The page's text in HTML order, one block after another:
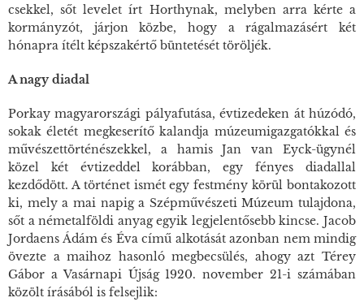
csekkel, sőt levelet írt Horthynak, melyben arra kérte a
kormányzót, járjon közbe, hogy a rágalmazásért két
hónapra ítélt képszakértő büntetését töröljék.
A nagy diadal
Porkay magyarországi pályafutása, évtizedeken át húzódó,
sokak életét megkeserítő kalandja múzeumigazgatókkal és
művészettörténészekkel, a hamis Jan van Eyck-ügynél
közel két évtizeddel korábban, egy fényes diadallal
kezdődött. A történet ismét egy festmény körül bontakozott
ki, mely a mai napig a Szépművészeti Múzeum tulajdona,
sőt a németalföldi anyag egyik legjelentősebb kincse. Jacob
Jordaens Ádám és Évacímű alkotását azonban nem mindig
övezte a maihoz hasonló megbecsülés, ahogy azt Térey
Gábor a Vasárnapi Újság 1920. november 21-i számában
közölt írásából is felsejlik: